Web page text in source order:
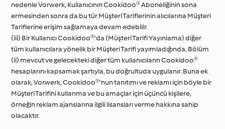
nedenle Vorwerk, Kullanıcının Cookidoo® Aboneliğinin sona
ermesinden sonra da bu tür Müşteri Tariflerinin alıcılarına Müşteri
Tariflerine erişim sağlamaya devam edebilir.
(iii) Bir Kullanıcı Cookidoo®'da (Müşteri Tarifi Yayınlama) diğer
tüm kullanıcılara yönelik bir Müşteri Tarifi yayımladığında, Bölüm
(ii) mevcut ve gelecekteki diğer tüm kullanıcıların Cookidoo®
hesaplarını kapsamak şartıyla, bu doğrultuda uygulanır. Buna ek
olarak, Vorwerk, Cookidoo®'nun tanıtımı ve reklamı için böyle bir
Müşteri Tarifini kullanma ve bu amaçlar için üçüncü kişilere,
örneğin reklam ajanslarına ilgili lisansları verme hakkına sahip
olacaktır.